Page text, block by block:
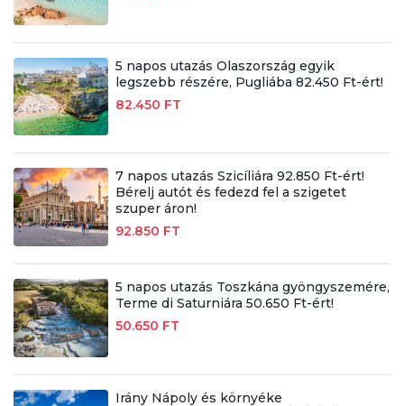
5 napos utazás Olaszország egyik
legszebb részére, Pugliába 82.450 Ft-ért!
82.450 FT
7 napos utazás Szicíliára 92.850 Ft-ért!
Bérelj autót és fedezd fel a szigetet
szuper áron!
92.850 FT
5 napos utazás Toszkána gyöngyszemére,
Terme di Saturniára 50.650 Ft-ért!
50.650 FT
Irány Nápoly és környéke